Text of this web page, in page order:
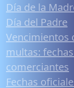
Día de la
Día del Padre
Vencimientos
multas:
comerciantes
Fechas